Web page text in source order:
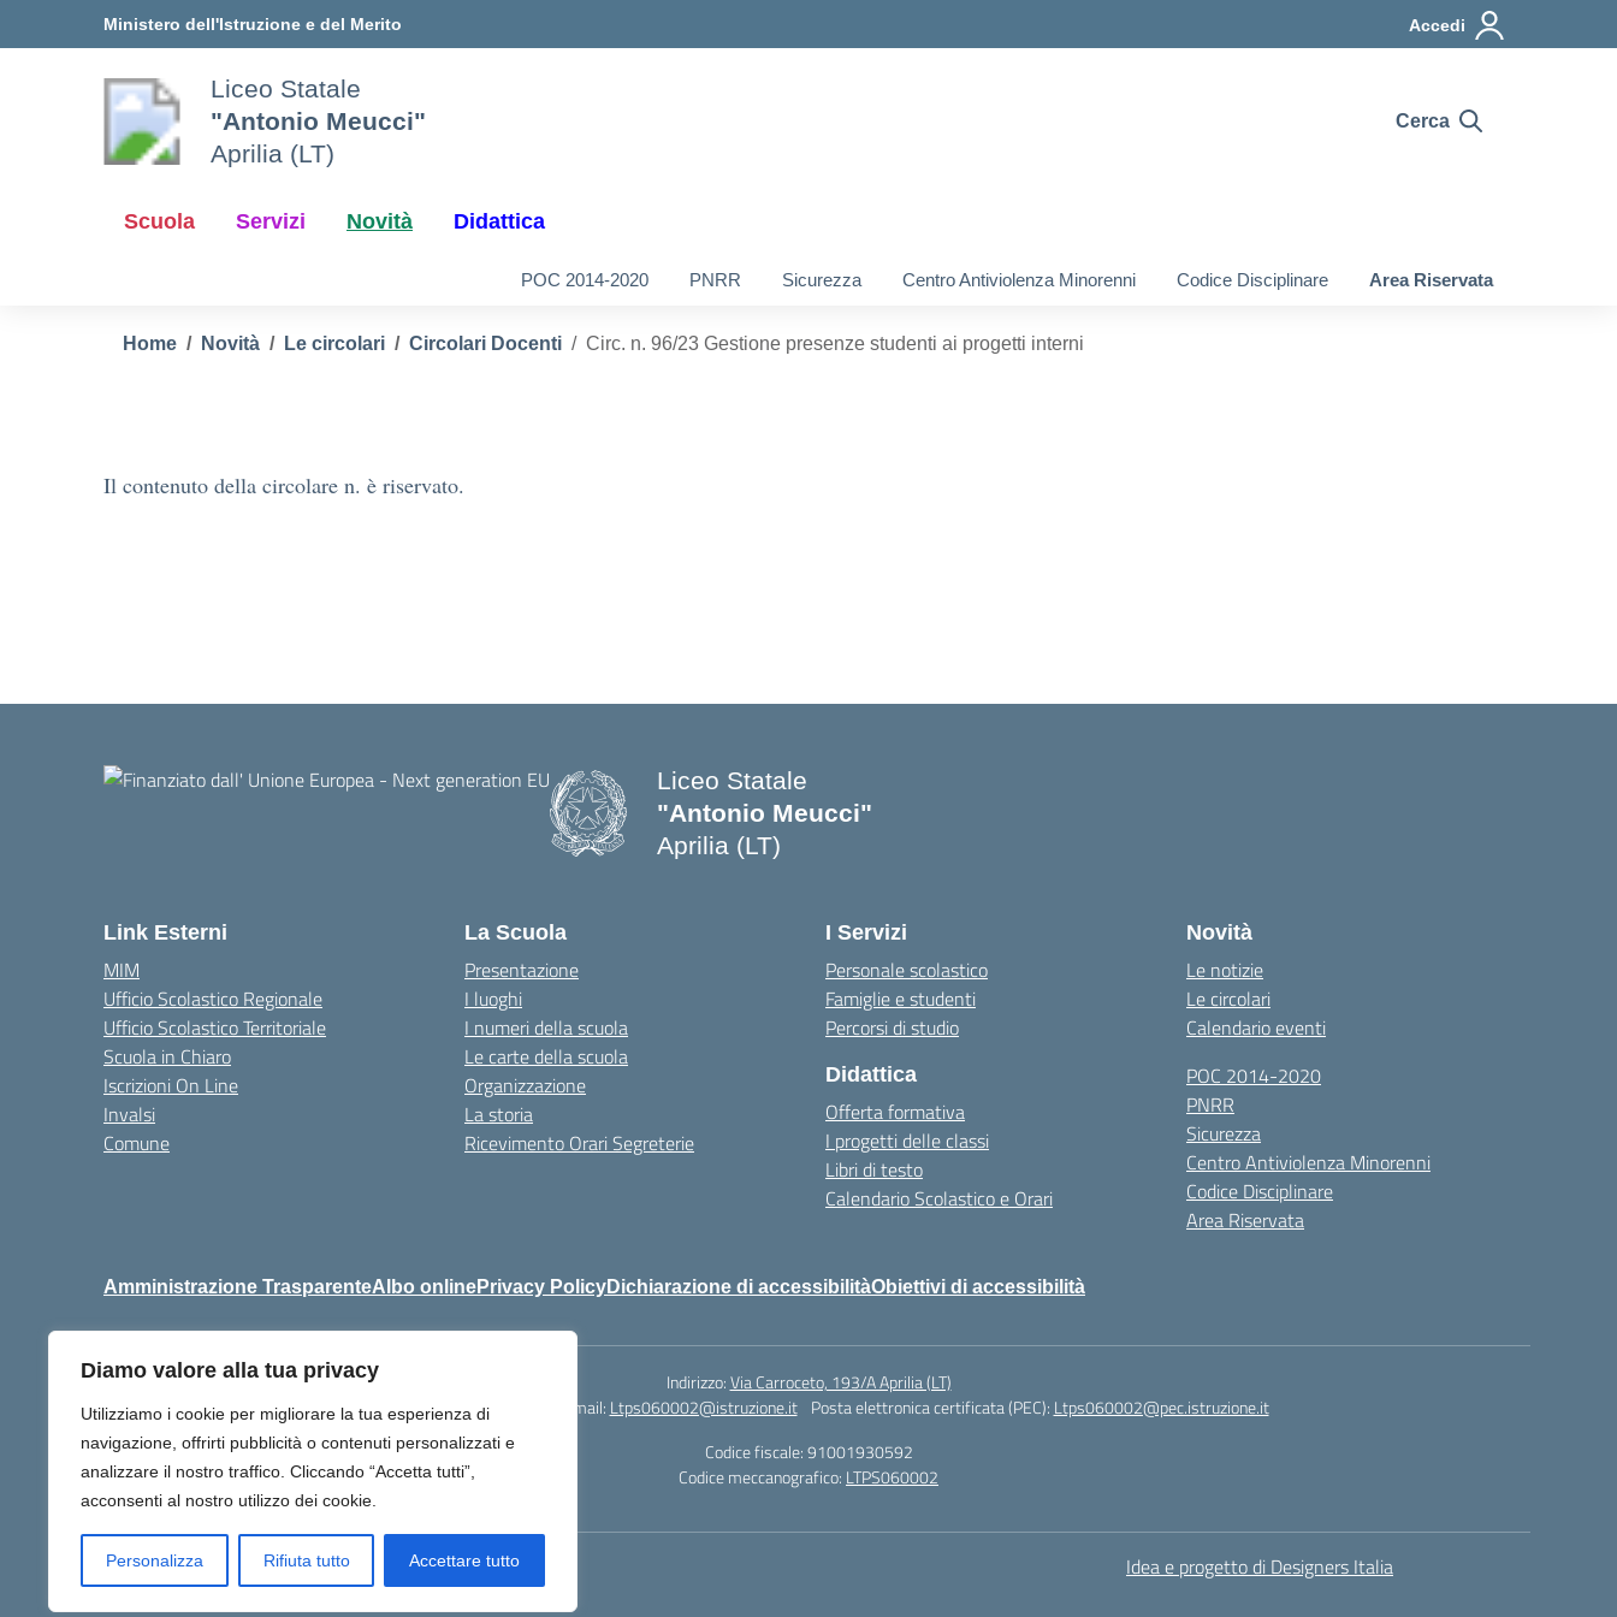
Diamo valore alla tua privacy
Utilizziamo i cookie per migliorare la tua esperienza di
navigazione, offrirti pubblicità o contenuti personalizzati e
analizzare il nostro traffico. Cliccando “Accetta tutti”,
acconsenti al nostro utilizzo dei cookie.
Personalizza Rifiuta tutto Accettare tutto
Vai ai contenuti
Vai al menu di navigazioneMinistero dell'Istruzione e del Merito Accedi
Liceo Statale
"Antonio Meucci"
Aprilia (LT)
Cerca
Scuola Servizi Novità Didattica
POC 2014-2020 PNRR Sicurezza Centro Antiviolenza Minorenni Codice Disciplinare Area Riservata
Home Novità Le circolari Circolari Docenti Circ. n. 96/23 Gestione presenze studenti ai progetti interni
Il contenuto della circolare n. è riservato.
Liceo Statale
"Antonio Meucci"
Aprilia (LT)
Link Esterni
MIM
Ufficio Scolastico Regionale
Ufficio Scolastico Territoriale
Scuola in Chiaro
Iscrizioni On Line
Invalsi
Comune
La Scuola
Presentazione
I luoghi
I numeri della scuola
Le carte della scuola
Organizzazione
La storia
Ricevimento Orari Segreterie
I Servizi
Personale scolastico
Famiglie e studenti
Percorsi di studio
Didattica
Offerta formativa
I progetti delle classi
Libri di testo
Calendario Scolastico e Orari
Novità
Le notizie
Le circolari
Calendario eventi
POC 2014-2020
PNRR
Sicurezza
Centro Antiviolenza Minorenni
Codice Disciplinare
Area Riservata
Amministrazione TrasparenteAlbo onlinePrivacy PolicyDichiarazione di accessibilitàObiettivi di accessibilità
Indirizzo:Via Carroceto, 193/A Aprilia (LT)
Centralino:+39 06 9257678 Email: Ltps060002@istruzione.it Posta elettronica certificata (PEC): Ltps060002@pec.istruzione.it
Codice fiscale: 91001930592
Codice meccanografico: LTPS060002
Idea e progetto di Designers Italia